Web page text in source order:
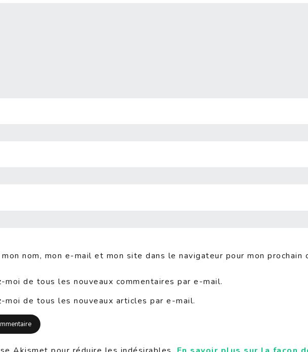
nom, mon e-mail et mon site dans le navigateur pour mon prochain
moi de tous les nouveaux commentaires par e-mail.
moi de tous les nouveaux articles par e-mail.